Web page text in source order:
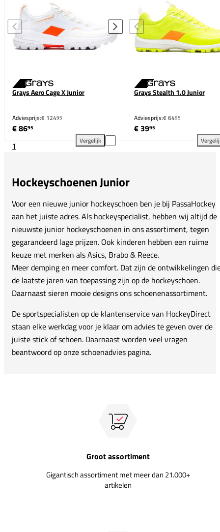
Grays Aero Cage X Junior
Adviesprijs:€ 12495
€ 8695
Vergelijk
Grays Stealth 1.0 Junior
Adviesprijs:€ 6495
€ 3995
1
Hockeyschoenen Junior
Voor een nieuwe junior hockeyschoen ben je bij PassaHockey
aan het juiste adres. Als hockeyspecialist, hebben wij altijd de
nieuwste junior hockeyschoenen in ons assortiment, tegen
gegarandeerd lage prijzen. Ook kinderen hebben een ruime
keuze met merken als Asics, Brabo & Reece.
Meer demping en meer comfort. Dat zijn de ontwikkelingen
de laatste jaren van toepassing zijn op de hockeyschoen.
Daarnaast sieren mooie designs ons schoenenassortiment.
De sportspecialisten op de klantenservice van HockeyDirect
staan elke werkdag voor je klaar om advies te geven over de
juiste stick of schoen. Daarnaast worden veel vragen
beantwoord op onze schoenadvies pagina.
Groot assortiment
Gigantisch assortiment met meer dan 21.000+
artikelen